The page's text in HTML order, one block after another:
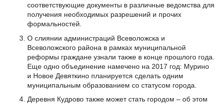
соответствующие документы в различные ведомства для
получения необходимых разрешений и прочих
формальностей.
О слиянии администраций Всеволожска и
Всеволожского района в рамках муниципальной
реформы граждане узнали также в конце прошлого года.
Еще одно объединение намечено на 2017 год: Мурино
и Новое Девяткино планируется сделать одним
муниципальным образованием со статусом города.
Деревня Кудрово также может стать городом – об этом